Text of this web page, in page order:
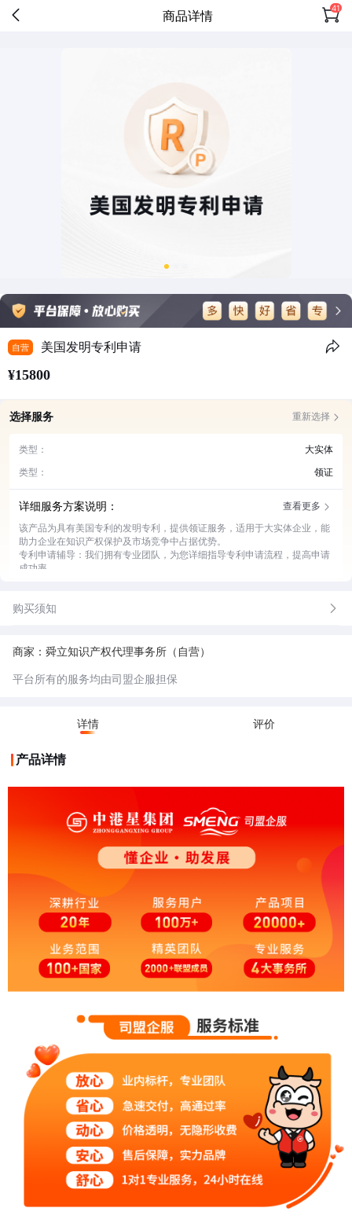
商品详情 41
自营 美国发明专利申请
¥15800
选择服务 重新选择
类型：
大实体
类型：
领证
详细服务方案说明：
查看更多
该产品为具有美国专利的发明专利，提供领证服务，适用于大实体企业，能
助力企业在知识产权保护及市场竞争中占据优势。
专利申请辅导：我们拥有专业团队，为您详细指导专利申请流程，提高申请
成功率。
领证服务代办：全程代办领证事宜，让您省心省力拿到相关证书。
购买须知
商家：舜立知识产权代理事务所（自营）
平台所有的服务均由司盟企服担保
详情 评价
产品详情